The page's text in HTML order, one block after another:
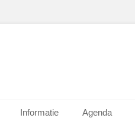
Informatie Agenda